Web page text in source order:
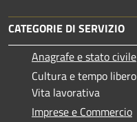
CATEGORIE DI SERVIZIO
Anagrafe e stato civile
Cultura e tempo libero
Vita lavorativa
Imprese e Commercio